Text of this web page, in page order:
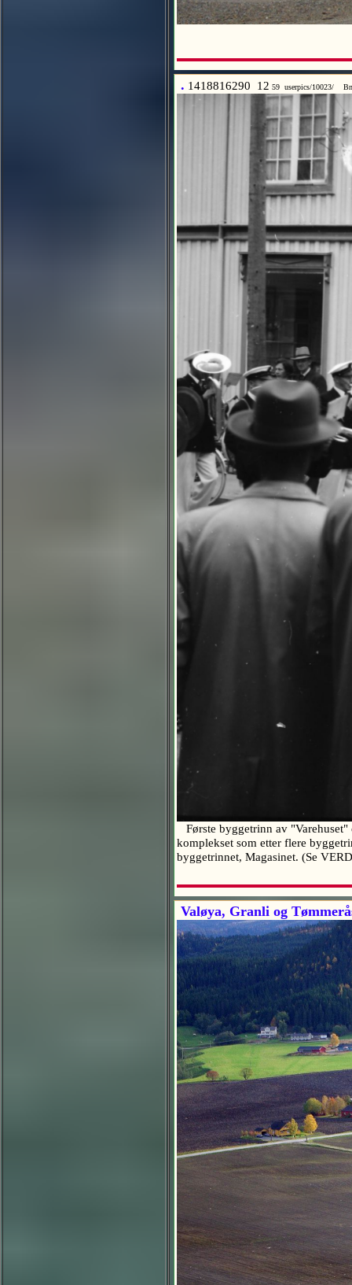
. 1418816290 12 59 userpics/10023/
Første byggetrinn av
komplekset som etter flere
byggetrinnet, Magasinet. (Se
Valøya, Granli og